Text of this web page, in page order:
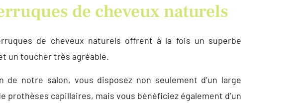
de cheveux naturels
de cheveux naturels offrent à la fois un superbe
un toucher très agréable.
de notre salon, vous disposez non seulement d’un large
prothèses capillaires, mais vous bénéficiez également d’un